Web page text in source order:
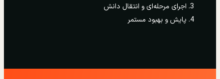
اجرای مرحله‌ای و انتقال دانش
پایش و بهبود مستمر